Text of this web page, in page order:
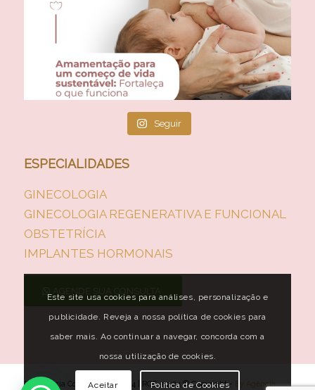
Seguir
ESPECIALIDADES
GINECOLOGIA
GINECOLOGIA REGENERATIVA E FUNCIONAL
OBSTETRÍCIA
IMPLANTES HORMONAIS
AGENDE SUA CONSULTA
Dra. Márcia Costa – CRM 76624 | RQE 54524 © Copyright - By Agência
Este site usa cookies para análises, personalização e
publicidade. Reveja a nossa política de cookies para
saber mais. Ao continuar a navegar, concorda com a
nossa utilização de cookies.
Aceitar Política de Cookies